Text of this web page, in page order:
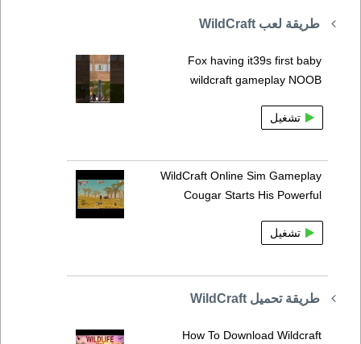
طريقة لعب WildCraft
Fox having it39s first baby
wildcraft gameplay NOOB
تشغيل
WildCraft Online Sim Gameplay
Cougar Starts His Powerful
تشغيل
طريقة تحميل WildCraft
How To Download Wildcraft